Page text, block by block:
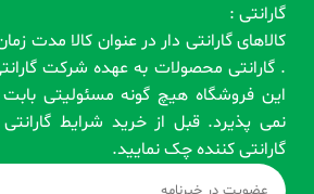
گارانتی :
کالاهای گارانتی دار در عنوان کالا مدت
. گارانتی محصولات به عهده شرکت
این فروشگاه هیچ گونه مسئولیتی بابت
نمی پذیرد. قبل از خرید شرایط
گارانتی کننده چک نمایید.